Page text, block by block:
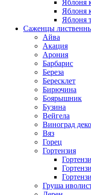
Яблоня
Яблоня
Яблоня
Саженцы
Айва
Акация
Арония
Барбарис
Береза
Бересклет
Бирючина
Боярышник
Бузина
Вейгела
Виноград
Вяз
Горец
Гортензия
Груша